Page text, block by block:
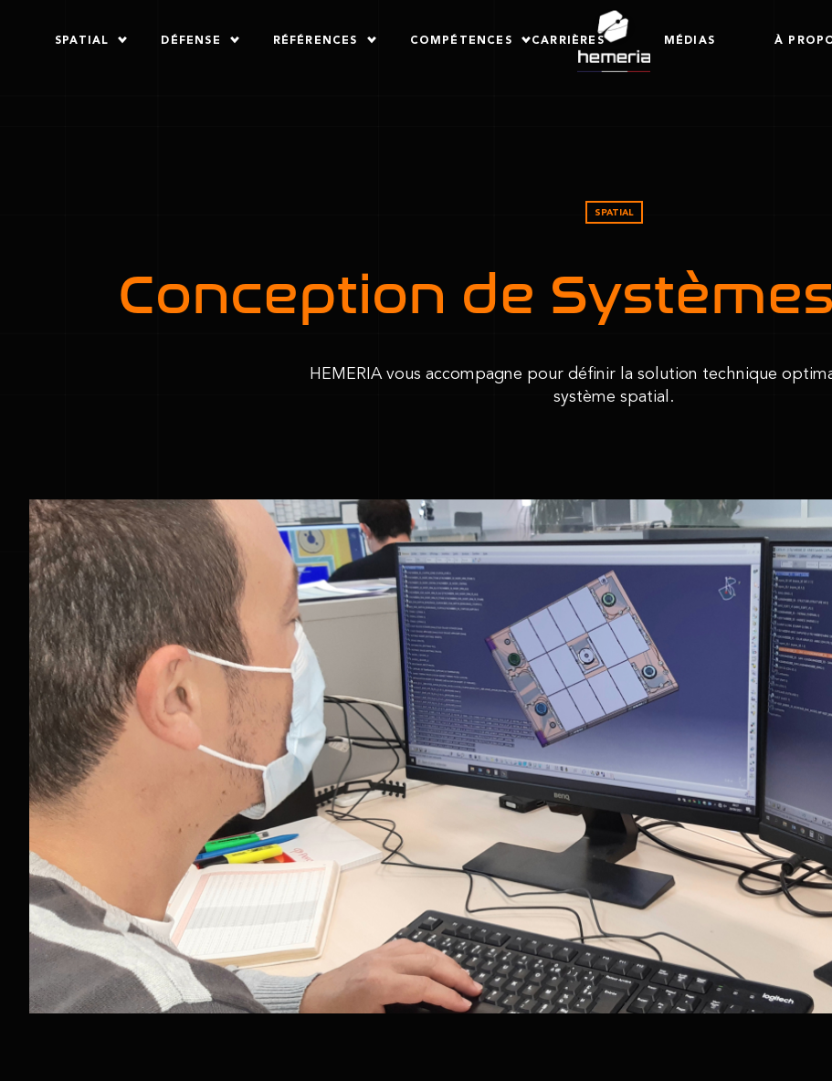
SPATIAL DÉFENSE RÉFÉRENCES COMPÉTENCES CARRIÈRES MÉDIAS À
SPATIAL
Conception de
HEMERIA vous accompagne pour définir la solution technique
système spatial.